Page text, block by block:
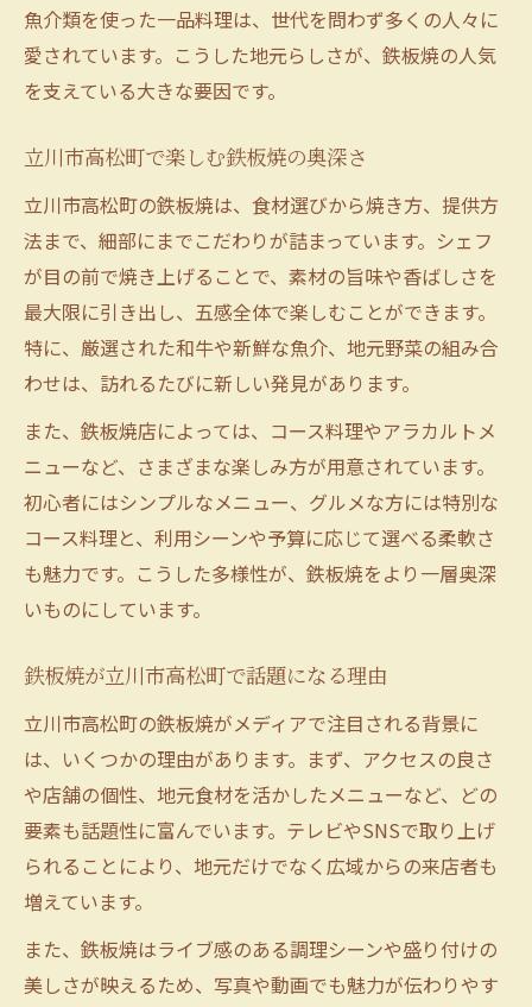
鉄板焼で感じる立川市高松町の季節感
鉄板焼がもたらす地域性豊かな体験
立川で楽しむ鉄板焼と地域の繋がり
魚介類を使った一品料理は、世代を問わず多くの人々に
愛されています。こうした地元らしさが、鉄板焼の人気
を支えている大きな要因です。
立川市高松町で楽しむ鉄板焼の奥深さ
立川市高松町の鉄板焼は、食材選びから焼き方、提供方
法まで、細部にまでこだわりが詰まっています。シェフ
が目の前で焼き上げることで、素材の旨味や香ばしさを
最大限に引き出し、五感全体で楽しむことができます。
特に、厳選された和牛や新鮮な魚介、地元野菜の組み合
わせは、訪れるたびに新しい発見があります。
また、鉄板焼店によっては、コース料理やアラカルトメ
ニューなど、さまざまな楽しみ方が用意されています。
初心者にはシンプルなメニュー、グルメな方には特別な
コース料理と、利用シーンや予算に応じて選べる柔軟さ
も魅力です。こうした多様性が、鉄板焼をより一層奥深
いものにしています。
鉄板焼が立川市高松町で話題になる理由
立川市高松町の鉄板焼がメディアで注目される背景に
は、いくつかの理由があります。まず、アクセスの良さ
や店舗の個性、地元食材を活かしたメニューなど、どの
要素も話題性に富んでいます。テレビやSNSで取り上げ
られることにより、地元だけでなく広域からの来店者も
増えています。
また、鉄板焼はライブ感のある調理シーンや盛り付けの
美しさが映えるため、写真や動画でも魅力が伝わりやす